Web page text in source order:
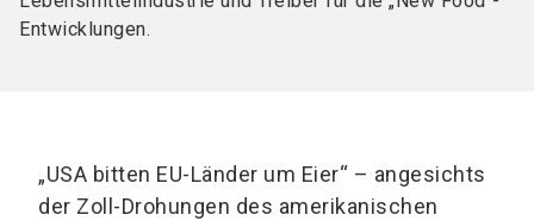
Entwicklungen.
„USA bitten EU-Länder um Eier“ – angesichts
der Zoll-Drohungen des amerikanischen